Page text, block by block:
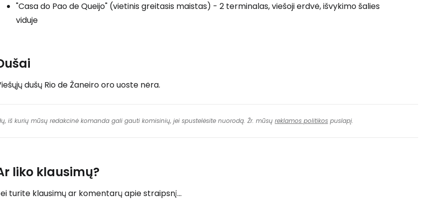
"Casa do Pao de Queijo" (vietinis greitasis maistas) - 2 terminalas, viešoji erdvė, išvykimo šalies
viduje
dušų Rio de Žaneiro oro uoste nėra.
iš kurių mūsų redakcinė komanda gali gauti komisinių, jei spustelėsite nuorodą. Žr. mūsų reklamos politikos puslapį.
liko klausimų?
turite klausimų ar komentarų apie straipsnį...